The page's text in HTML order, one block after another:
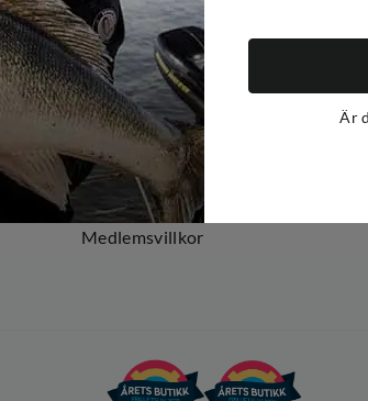
Om oss
Om Out Fishing
Operation Goksjø
Hållbarhet
Öppenhet
Kundklubb
Medlemsvillkor
Är